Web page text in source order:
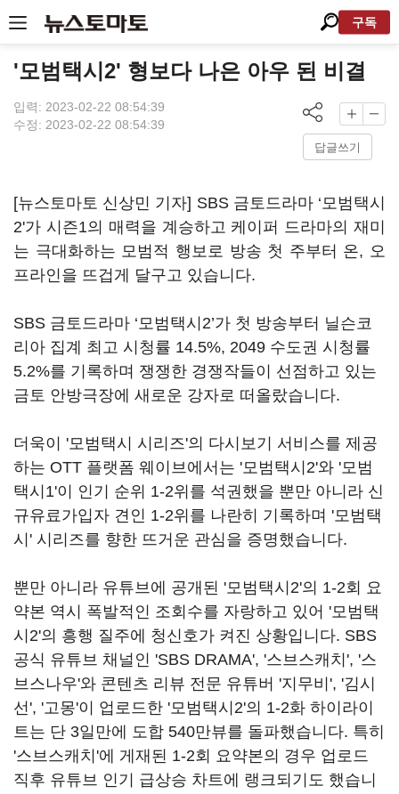
구독
'모범택시2' 형보다 나은 아우 된 비결
입력: 2023-02-22 08:54:39
수정: 2023-02-22 08:54:39
답글쓰기
[뉴스토마토 신상민 기자] SBS 금토드라마‘모범택시
2'가 시즌1의 매력을 계승하고 케이퍼 드라마의 재미
는 극대화하는 모범적 행보로 방송 첫 주부터 온, 오
프라인을 뜨겁게 달구고 있습니다.
SBS 금토드라마 ‘모범택시 2’가 첫 방송부터 닐슨코
리아 집계 최고 시청률 14.5%, 2049 수도권 시청률
5.2%를 기록하며 쟁쟁한 경쟁작들이 선점하고 있는
금토 안방극장에 새로운 강자로 떠올랐습니다.
더욱이 '모범택시 시리즈'의 다시보기 서비스를 제공
하는 OTT 플랫폼 웨이브에서는 '모범택시 2'와 '모범
택시 1'이 인기 순위 1-2위를 석권했을 뿐만 아니라 신
규유료가입자 견인 1-2위를 나란히 기록하며 '모범택
시 ' 시리즈를 향한 뜨거운 관심을 증명했습니다.
뿐만 아니라 유튜브에 공개된 '모범택시 2'의 1-2회 요
약본 역시 폭발적인 조회수를 자랑하고 있어 '모범택
시 2'의 흥행 질주에 청신호가 켜진 상황입니다. SBS
공식 유튜브 채널인 'SBS DRAMA', '스브스캐치 ', '스
브스나우'와 콘텐츠 리뷰 전문 유튜버 '지무비 ', '김시
선', '고몽'이 업로드한 '모범택시 2'의 1-2화 하이라이
트는 단 3일만에 도합 540만뷰를 돌파했습니다. 특히
'스브스캐치 '에 게재된 1-2회 요약본의 경우 업로드
직후 유튜브 인기 급상승 차트에 랭크되기도 했습니